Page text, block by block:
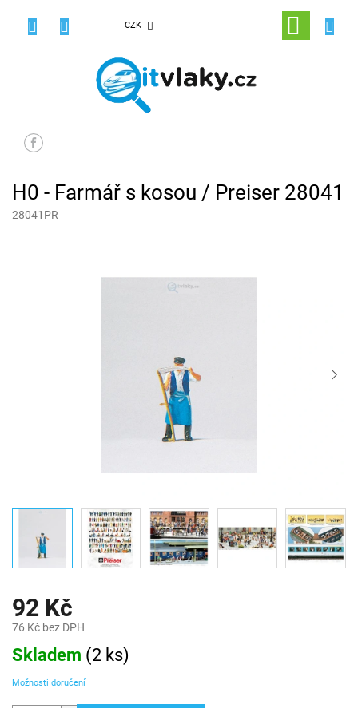
CZK
NÁKUPNÍ
KOŠÍK
H0 - Farmář s kosou / Preiser 28041
28041PR
92 Kč
76 Kč bez DPH
Měrná
cena:
Skladem (2 ks)
Možnosti doručení